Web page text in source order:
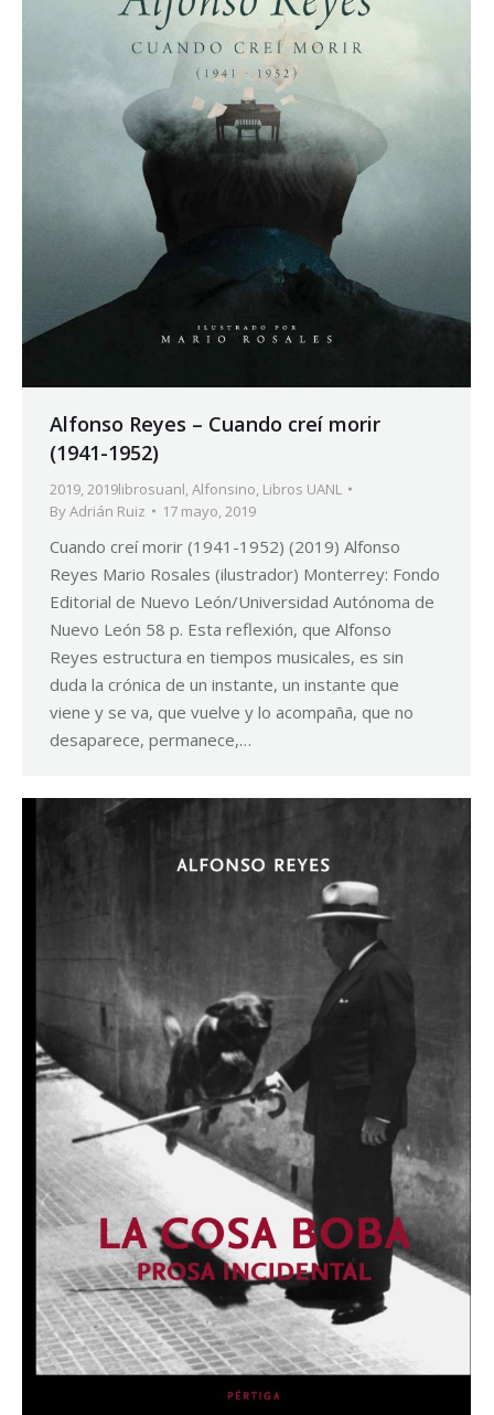
Alfonso Reyes – Cuando creí morir
(1941-1952)
2019,2019librosuanl,Alfonsino, Libros UANL
ByAdrián Ruiz 17 mayo, 2019
Cuando creí morir (1941-1952) (2019) Alfonso
Reyes Mario Rosales (ilustrador) Monterrey: Fondo
Editorial de Nuevo León/Universidad Autónoma de
Nuevo León 58 p. Esta reflexión, que Alfonso
Reyes estructura en tiempos musicales, es sin
duda la crónica de un instante, un instante que
viene y se va, que vuelve y lo acompaña, que no
desaparece, permanece,…